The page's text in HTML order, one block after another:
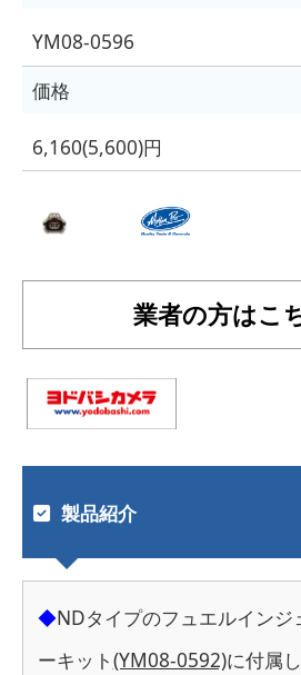
YM08-0596
価格
6,160(5,600)円
業者の方はこ
製品紹介
◆NDタイプのフュエルインジ
ーキット(YM08-0592)に付属